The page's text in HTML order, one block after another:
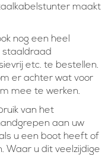
maakt
nog een heel
staaldraad
etc. te bestellen.
er achter wat voor
mee te werken.
van het
aan uw
u een boot heeft of
Waar u dit veelzijdige